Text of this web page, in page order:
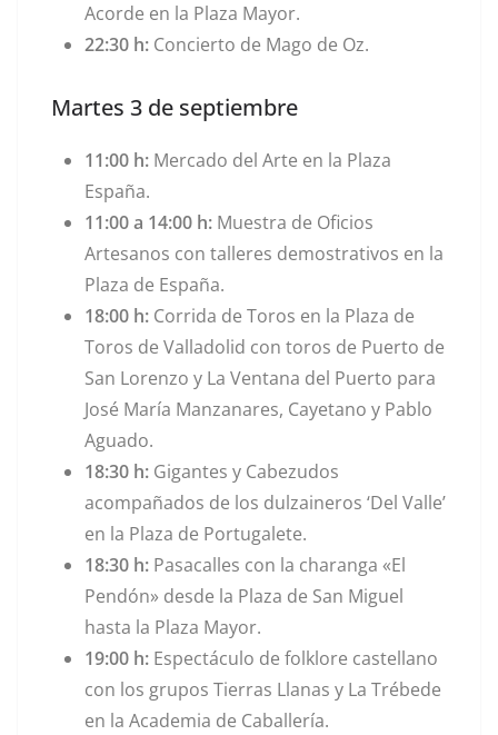
Acorde en la Plaza Mayor.
22:30 h: Concierto de Mago de Oz.
Martes 3 de septiembre
11:00 h: Mercado del Arte en la Plaza
España.
11:00 a 14:00 h: Muestra de Oficios
Artesanos con talleres demostrativos en la
Plaza de España.
18:00 h: Corrida de Toros en la Plaza de
Toros de Valladolid con toros de Puerto de
San Lorenzo y La Ventana del Puerto para
José María Manzanares, Cayetano y Pablo
Aguado.
18:30 h: Gigantes y Cabezudos
acompañados de los dulzaineros ‘Del Valle’
en la Plaza de Portugalete.
18:30 h: Pasacalles con la charanga «El
Pendón» desde la Plaza de San Miguel
hasta la Plaza Mayor.
19:00 h: Espectáculo de folklore castellano
con los grupos Tierras Llanas y La Trébede
en la Academia de Caballería.